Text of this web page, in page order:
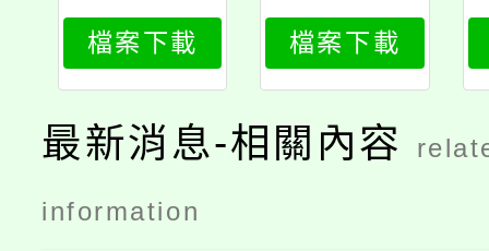
檔案下載
（政）務人
員退休
（職）金其
他現金給與
補償金每一
檔案下載
最新消息-相關內容
information